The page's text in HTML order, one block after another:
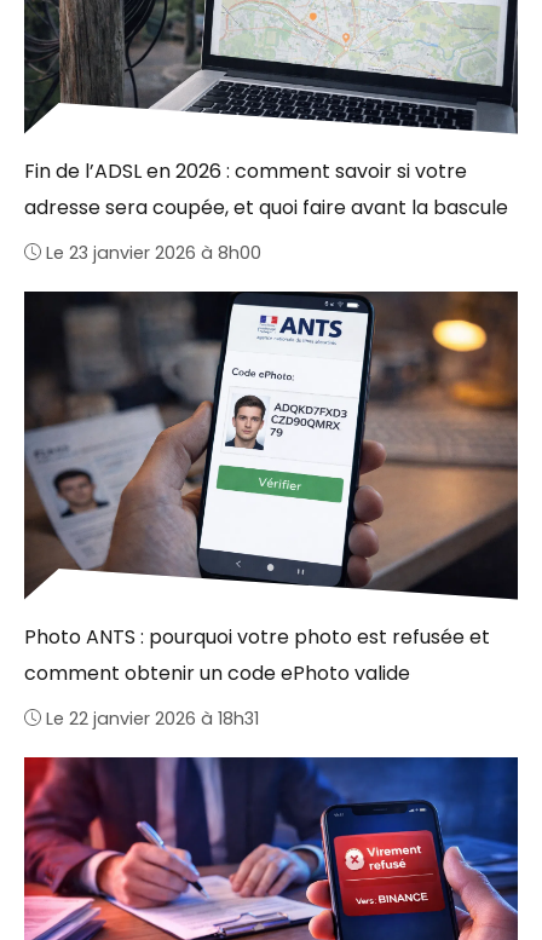
Fin de l’ADSL en 2026 : comment savoir si votre
adresse sera coupée, et quoi faire avant la bascule
Le 23 janvier 2026 à 8h00
Photo ANTS : pourquoi votre photo est refusée et
comment obtenir un code ePhoto valide
Le 22 janvier 2026 à 18h31